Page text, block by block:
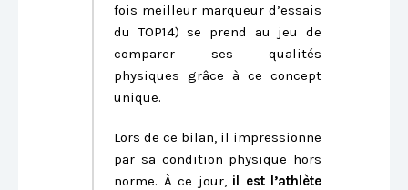
fois meilleur marqueur d’essais
du TOP14) se prend au jeu de
comparer ses qualités
physiques grâce à ce concept
unique.
Lors de ce bilan, il impressionne
par sa condition physique hors
norme. À ce jour, il est l’athlète